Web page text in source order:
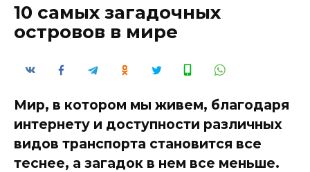
10 самых загадочных
островов в мире
Мир, в котором мы живем, благодаря
интернету и доступности различных
видов транспорта становится все
теснее, а загадок в нем все меньше.